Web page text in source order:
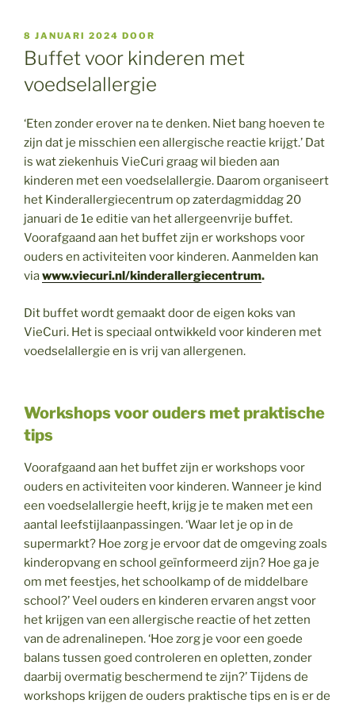
GEPLAATST
OP
8 JANUARI 2024 DOOR
Buffet voor kinderen met
voedselallergie
‘Eten zonder erover na te denken. Niet bang hoeven te
zijn dat je misschien een allergische reactie krijgt.’ Dat
is wat ziekenhuis VieCuri graag wil bieden aan
kinderen met een voedselallergie. Daarom organiseert
het Kinderallergiecentrum op zaterdagmiddag 20
januari de 1e editie van het allergeenvrije buffet.
Voorafgaand aan het buffet zijn er workshops voor
ouders en activiteiten voor kinderen. Aanmelden kan
viawww.viecuri.nl/kinderallergiecentrum.
Dit buffet wordt gemaakt door de eigen koks van
VieCuri. Het is speciaal ontwikkeld voor kinderen met
voedselallergie en is vrij van allergenen.
Workshops voor ouders met praktische
tips
Voorafgaand aan het buffet zijn er workshops voor
ouders en activiteiten voor kinderen. Wanneer je kind
een voedselallergie heeft, krijg je te maken met een
aantal leefstijlaanpassingen. ‘Waar let je op in de
supermarkt? Hoe zorg je ervoor dat de omgeving zoals
kinderopvang en school geïnformeerd zijn? Hoe ga je
om met feestjes, het schoolkamp of de middelbare
school?’ Veel ouders en kinderen ervaren angst voor
het krijgen van een allergische reactie of het zetten
van de adrenalinepen. ‘Hoe zorg je voor een goede
balans tussen goed controleren en opletten, zonder
daarbij overmatig beschermend te zijn?’ Tijdens de
workshops krijgen de ouders praktische tips en is er de